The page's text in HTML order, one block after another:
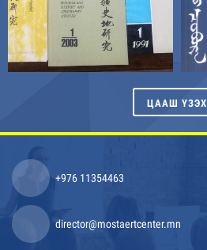
ЦААШ ҮЗЭХ
+976 11354463
director@mostaertcenter.mn